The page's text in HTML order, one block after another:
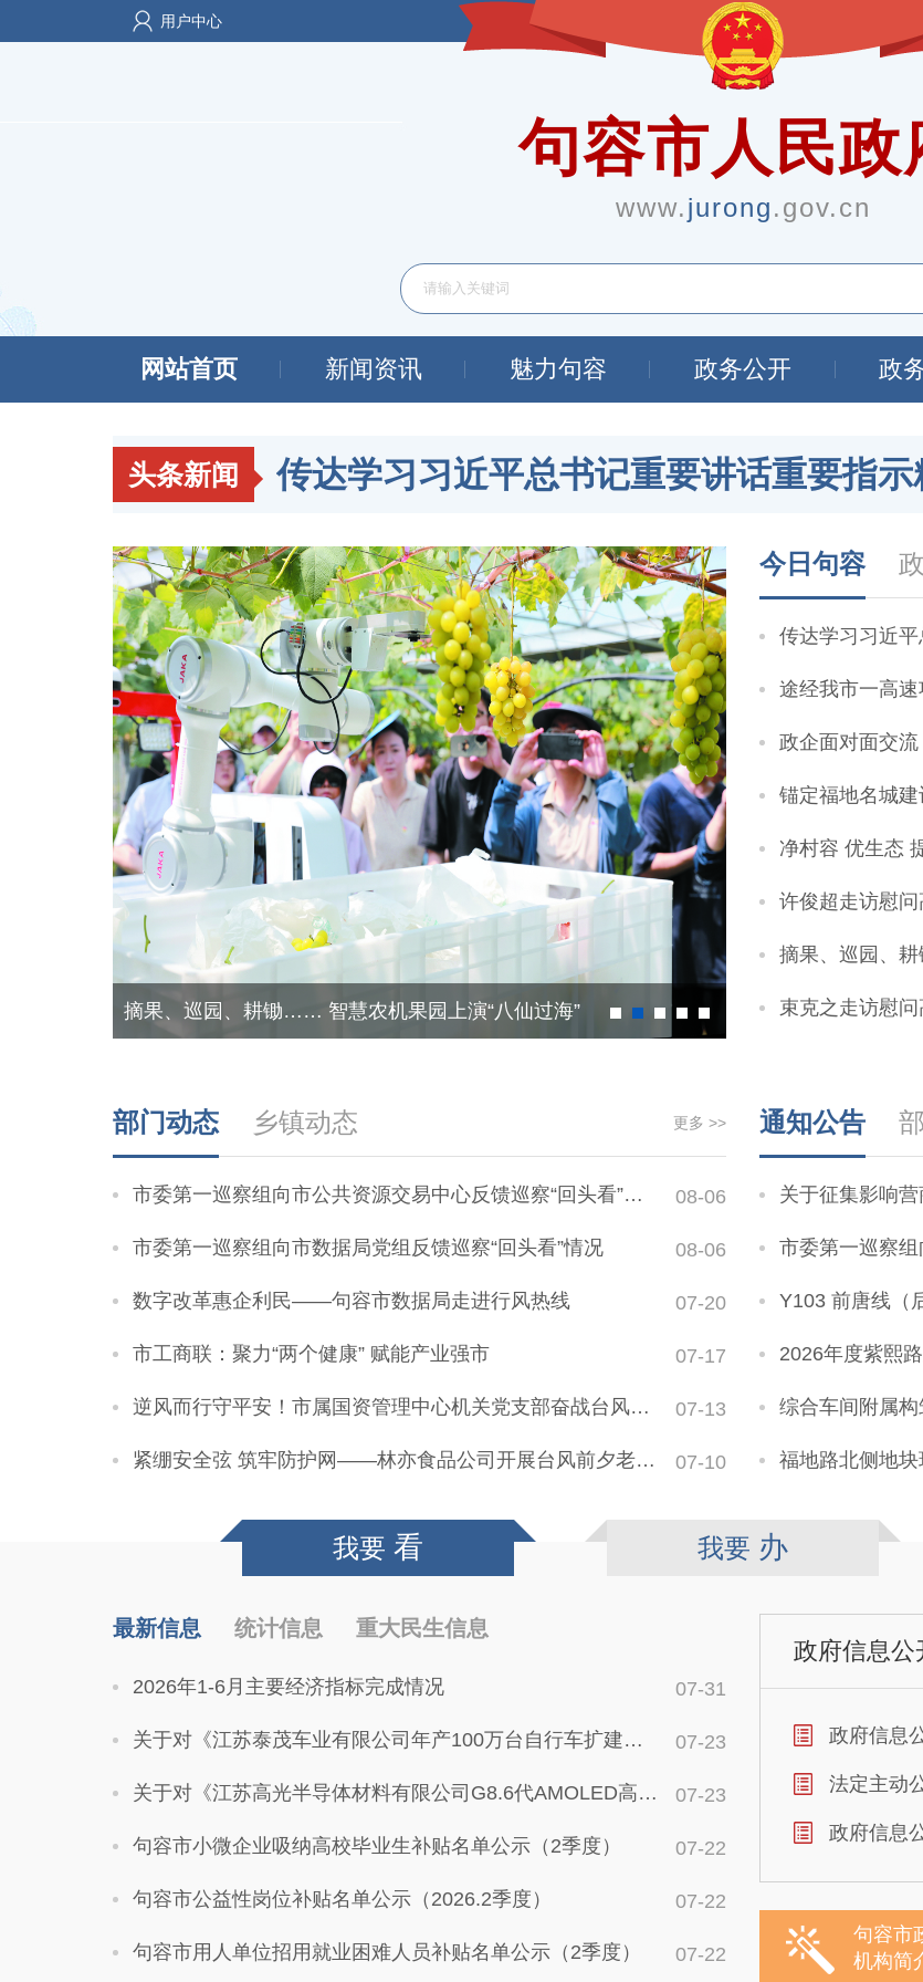
用户中心
句容市人民政
www.jurong.gov.cn
网站首页 新闻资讯 魅力句容 政务公开 政
头条新闻
摘果、巡园、耕锄…… 智慧农机果园上演“八仙过海” 锚定福地名城 勇担
今日句容
传达学习习近平总书
途经我市一高
政企面对面交
锚定福地名城
净村容 优生态
许俊超走访慰
摘果、巡园、
束克之走访慰问
部门动态 乡镇动态 更多 >>
市委第一巡察组向市公共资源交易中心反馈巡察“回头看”情况 08-06
市委第一巡察组向市数据局党组反馈巡察“回头看”情况 08-06
数字改革惠企利民——句容市数据局走进行风热线 07-20
市工商联：聚力“两个健康” 赋能产业强市 07-17
逆风而行守平安！市属国资管理中心机关党支部奋战台风防汛一线 07-13
紧绷安全弦 筑牢防护网——林亦食品公司开展台风前夕老旧小区安全检查工作 07-10
通知公告
关于征集影响
市委第一巡察
Y103 前唐线（后莘
2026年度紫熙路及
综合车间附属
福地路北侧地
我要 看 我要 办
最新信息 统计信息 重大民生信息
2026年1-6月主要经济指标完成情况 07-31
关于对《江苏泰茂车业有限公司年产100万台自行车扩建项目环境影响报告表》的批复 07-23
关于对《江苏高光半导体材料有限公司G8.6代AMOLED高精度金属掩膜版研发及产业化项目环境影响报告表》的批复 07-23
句容市小微企业吸纳高校毕业生补贴名单公示（2季度） 07-22
句容市公益性岗位补贴名单公示（2026.2季度） 07-22
句容市用人单位招用就业困难人员补贴名单公示（2季度） 07-22
政府信息公
政府信息
法定主动
政府信息
句容市
机构简